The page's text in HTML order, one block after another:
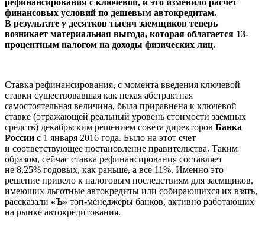
финансовых условий по дешевым автокредитам.
В результате у десятков тысяч заемщиков теперь
возникает материальная выгода, которая облагается 13-
процентным налогом на доходы физических лиц.
Ставка рефинансирования, с момента введения ключевой
ставки существовавшая как некая абстрактная
самостоятельная величина, была приравнена к ключевой
ставке (отражающей реальный уровень стоимости заемных
средств) декабрьским решением совета директоров Банка
России с 1 января 2016 года. Было на этот счет
и соответствующее постановление правительства. Таким
образом, сейчас ставка рефинансирования составляет
не 8,25% годовых, как раньше, а все 11%. Именно это
решение привело к налоговым последствиям для заемщиков,
имеющих льготные автокредиты или собирающихся их взять,
рассказали «Ъ» топ-менеджеры банков, активно работающих
на рынке автокредитования.